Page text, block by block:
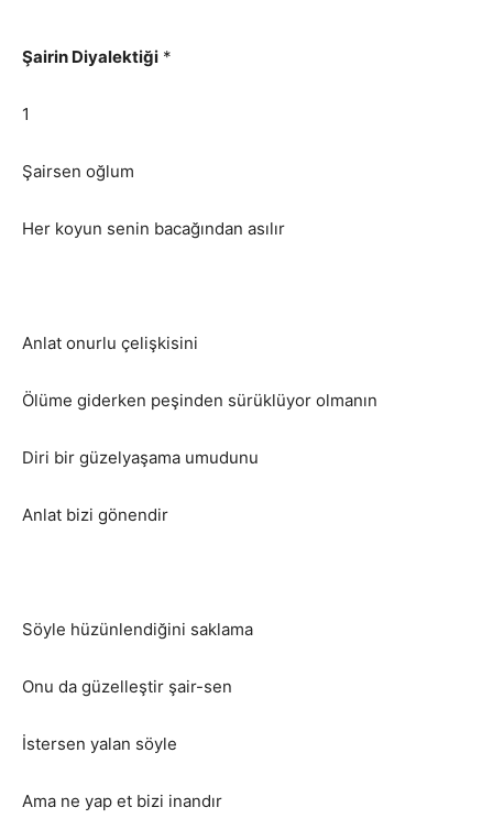
Şairin Diyalektiği *
1
Şairsen oğlum
Her koyun senin bacağından asılır
Anlat onurlu çelişkisini
Ölüme giderken peşinden sürüklüyor olmanın
Diri bir güzelyaşama umudunu
Anlat bizi gönendir
Söyle hüzünlendiğini saklama
Onu da güzelleştir şair-sen
İstersen yalan söyle
Ama ne yap et bizi inandır